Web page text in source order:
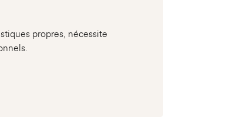
propres, nécessite